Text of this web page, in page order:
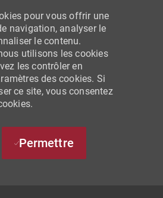
MAIN CONTENT
pour vous offrir une
navigation, analyser le
le contenu.
utilisons les cookies
les contrôler en
des cookies. Si
ce site, vous consentez
Permettre